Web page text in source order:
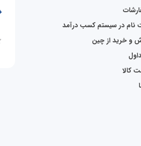
نام در سیستم کسب درآمد
و خرید از چین
کالا